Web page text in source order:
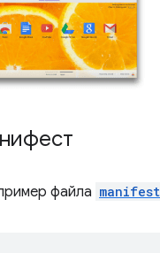
файла